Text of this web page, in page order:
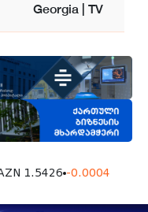
Georgia | TV
1.5426 -0.0004